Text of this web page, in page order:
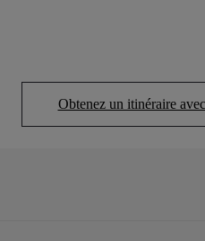
Obtenez un itinéraire